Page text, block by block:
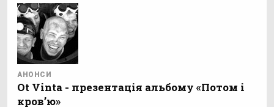
АНОНСИ
Ot Vinta - презентація альбому «Потом і
кров’ю»